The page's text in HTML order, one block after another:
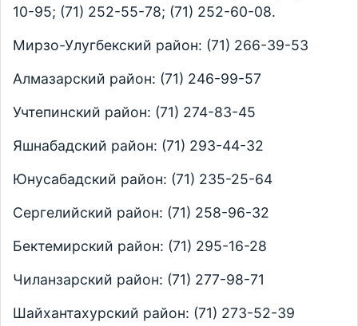
10-95; (71) 252-55-78; (71) 252-60-08.
Мирзо-Улугбекский район: (71) 266-39-53
Алмазарский район: (71) 246-99-57
Учтепинский район: (71) 274-83-45
Яшнабадский район: (71) 293-44-32
Юнусабадский район: (71) 235-25-64
Сергелийский район: (71) 258-96-32
Бектемирский район: (71) 295-16-28
Чиланзарский район: (71) 277-98-71
Шайхантахурский район: (71) 273-52-39